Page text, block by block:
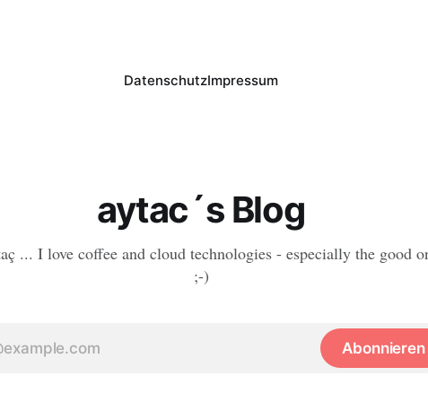
DatenschutzImpressum
aytac´s Blog
... I love coffee and cloud technologies - especially the good
;-)
Abonnieren